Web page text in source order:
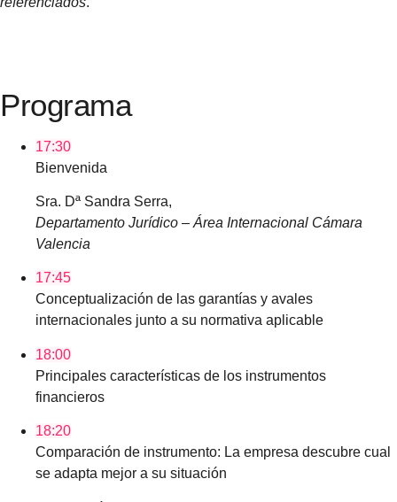
Programa
17:30
Bienvenida
Sra. Dª Sandra Serra,
Departamento Jurídico – Área Internacional Cámara
Valencia
17:45
Conceptualización de las garantías y avales
internacionales junto a su normativa aplicable
18:00
Principales características de los instrumentos
financieros
18:20
Comparación de instrumento: La empresa descubre cual
se adapta mejor a su situación